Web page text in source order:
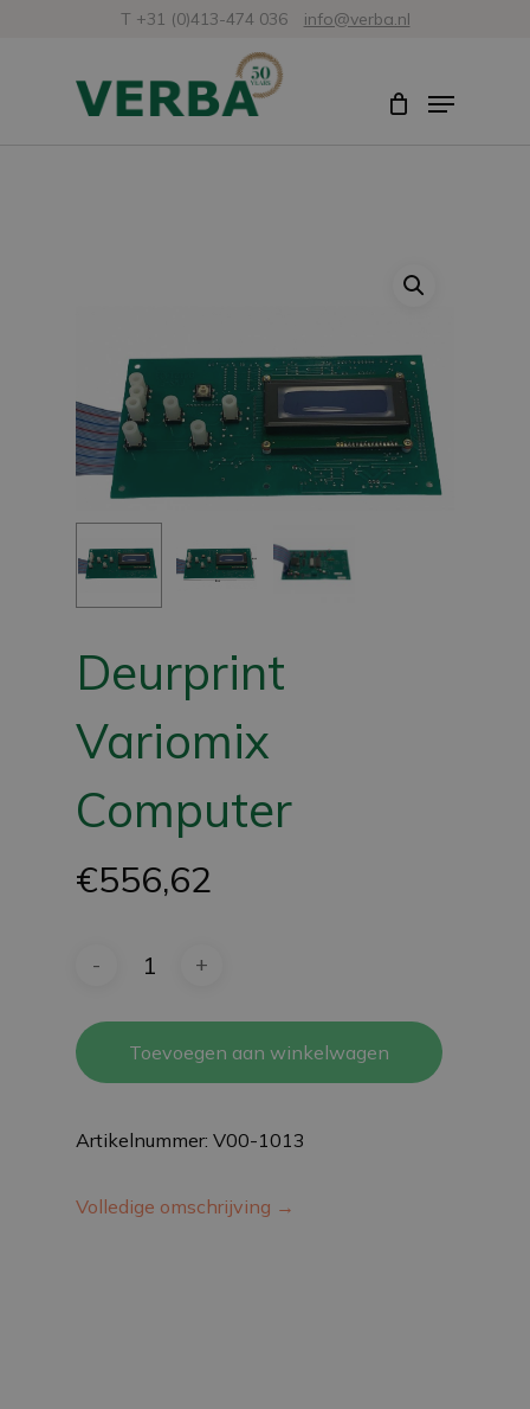
T +31 (0)413-474 036 info@verba.nl
Menu
Deurprint
Variomix
Computer
€556,62
Toevoegen aan winkelwagen
Artikelnummer: V00-1013
Volledige omschrijving →